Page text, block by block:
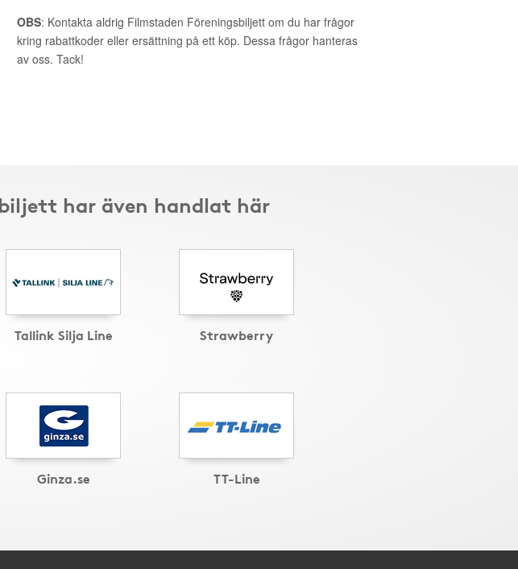
OBS: Kontakta aldrig Filmstaden Föreningsbiljett om du har frågor
kring rabattkoder eller ersättning på ett köp. Dessa frågor hanteras
av oss. Tack!
har även handlat här
Tallink Silja Line Strawberry
Ginza.se TT-Line